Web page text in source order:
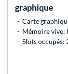
graphique
Carte
Mémoire vive:
Slots occupés: